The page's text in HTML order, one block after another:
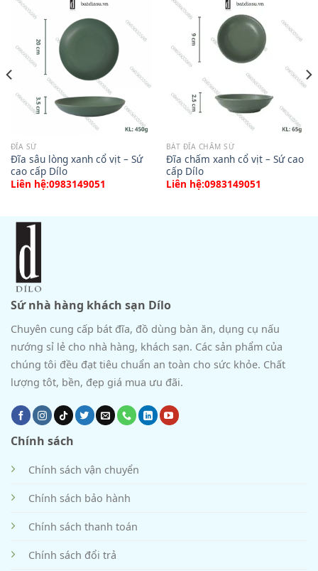
ĐĨA SỨ
Đĩa sâu lòng xanh cổ vịt – Sứ
cao cấp Dílo
Liên hệ:0983149051
BÁT ĐĨA CHẤM SỨ
Đĩa chấm xanh cổ vịt – Sứ cao
cấp Dílo
Liên hệ:0983149051
Sứ nhà hàng khách sạn Dílo
Chuyên cung cấp bát đĩa, đồ dùng bàn ăn, dụng cụ nấu
nướng sỉ lẻ cho nhà hàng, khách sạn. Các sản phẩm của
chúng tôi đều đạt tiêu chuẩn an toàn cho sức khỏe. Chất
lượng tôt, bền, đẹp giá mua ưu đãi.
Chính sách
Chính sách vận chuyển
Chính sách bảo hành
Chính sách thanh toán
Chính sách đổi trả